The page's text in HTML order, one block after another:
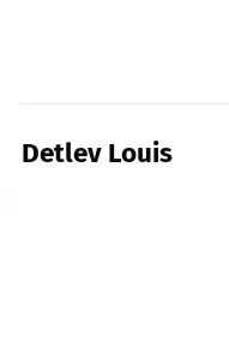
Detlev Louis